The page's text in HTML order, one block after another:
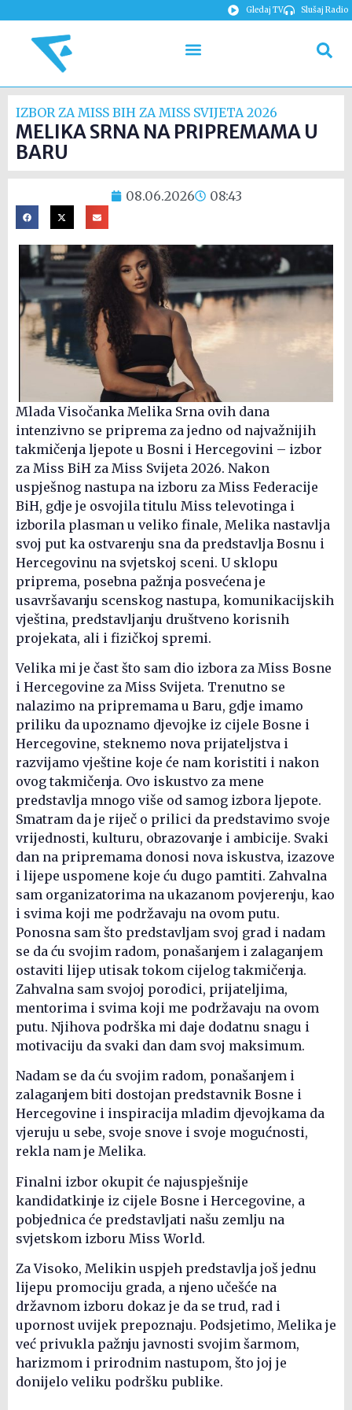
Gledaj TV Slušaj Radio
IZBOR ZA MISS BIH ZA MISS SVIJETA 2026
MELIKA SRNA NA PRIPREMAMA U
BARU
08.06.2026 08:43
Mlada Visočanka Melika Srna ovih dana
intenzivno se priprema za jedno od najvažnijih
takmičenja ljepote u Bosni i Hercegovini – izbor
za Miss BiH za Miss Svijeta 2026. Nakon
uspješnog nastupa na izboru za Miss Federacije
BiH, gdje je osvojila titulu Miss televotinga i
izborila plasman u veliko finale, Melika nastavlja
svoj put ka ostvarenju sna da predstavlja Bosnu i
Hercegovinu na svjetskoj sceni. U sklopu
priprema, posebna pažnja posvećena je
usavršavanju scenskog nastupa, komunikacijskih
vještina, predstavljanju društveno korisnih
projekata, ali i fizičkoj spremi.
Velika mi je čast što sam dio izbora za Miss Bosne
i Hercegovine za Miss Svijeta. Trenutno se
nalazimo na pripremama u Baru, gdje imamo
priliku da upoznamo djevojke iz cijele Bosne i
Hercegovine, steknemo nova prijateljstva i
razvijamo vještine koje će nam koristiti i nakon
ovog takmičenja. Ovo iskustvo za mene
predstavlja mnogo više od samog izbora ljepote.
Smatram da je riječ o prilici da predstavimo svoje
vrijednosti, kulturu, obrazovanje i ambicije. Svaki
dan na pripremama donosi nova iskustva, izazove
i lijepe uspomene koje ću dugo pamtiti. Zahvalna
sam organizatorima na ukazanom povjerenju, kao
i svima koji me podržavaju na ovom putu.
Ponosna sam što predstavljam svoj grad i nadam
se da ću svojim radom, ponašanjem i zalaganjem
ostaviti lijep utisak tokom cijelog takmičenja.
Zahvalna sam svojoj porodici, prijateljima,
mentorima i svima koji me podržavaju na ovom
putu. Njihova podrška mi daje dodatnu snagu i
motivaciju da svaki dan dam svoj maksimum.
Nadam se da ću svojim radom, ponašanjem i
zalaganjem biti dostojan predstavnik Bosne i
Hercegovine i inspiracija mladim djevojkama da
vjeruju u sebe, svoje snove i svoje mogućnosti,
rekla nam je Melika.
Finalni izbor okupit će najuspješnije
kandidatkinje iz cijele Bosne i Hercegovine, a
pobjednica će predstavljati našu zemlju na
svjetskom izboru Miss World.
Za Visoko, Melikin uspjeh predstavlja još jednu
lijepu promociju grada, a njeno učešće na
državnom izboru dokaz je da se trud, rad i
upornost uvijek prepoznaju. Podsjetimo, Melika je
već privukla pažnju javnosti svojim šarmom,
harizmom i prirodnim nastupom, što joj je
donijelo veliku podršku publike.